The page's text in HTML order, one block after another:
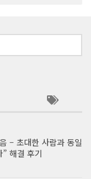
– 초대한 사람과 동일
해결 후기